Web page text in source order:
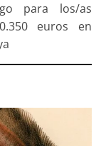
para los/as
euros en